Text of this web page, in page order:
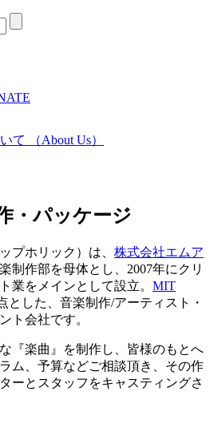
て （About Us）
・パッケージ
プホリック）は、 株式会社エムア
制作部を母体とし、2007年にクリ
業をメインとして設立。 MIT
とした、音楽制作/アーティスト・
ト会社です。
『楽曲』を制作し、皆様のもとへ
ム、予算などご相談頂き、その作
ーとスタッフをキャスティングさ